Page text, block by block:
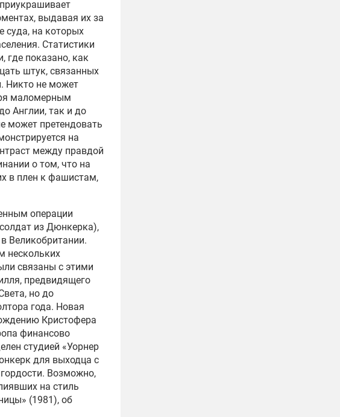
выдавая их за
суда, на которых
Статистики
где показано, как
штук, связанных
Никто не может
маломерным
Англии, так и до
может претендовать
на
между правдой
о том, что на
в плен к фашистам,
операции
из Дюнкерка),
Великобритании.
нескольких
связаны с этими
предвидящего
но до
года. Новая
Кристофера
финансово
студией «Уорнер
для выходца с
Возможно,
на стиль
(1981), об